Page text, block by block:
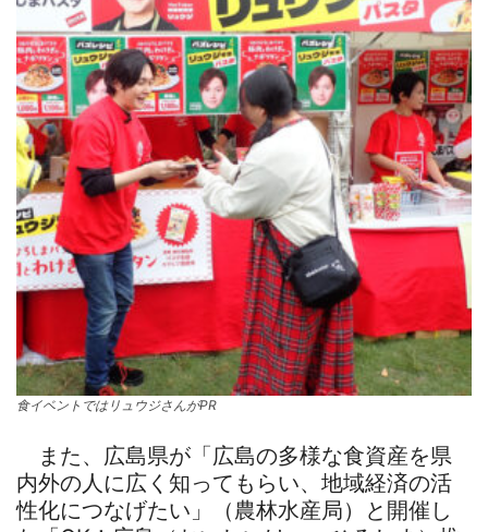
食イベントではリュウジさんがPR
また、広島県が「広島の多様な食資産を県
内外の人に広く知ってもらい、地域経済の活
性化につなげたい」（農林水産局）と開催し